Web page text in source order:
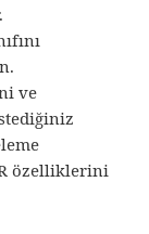
ve
özelliklerini